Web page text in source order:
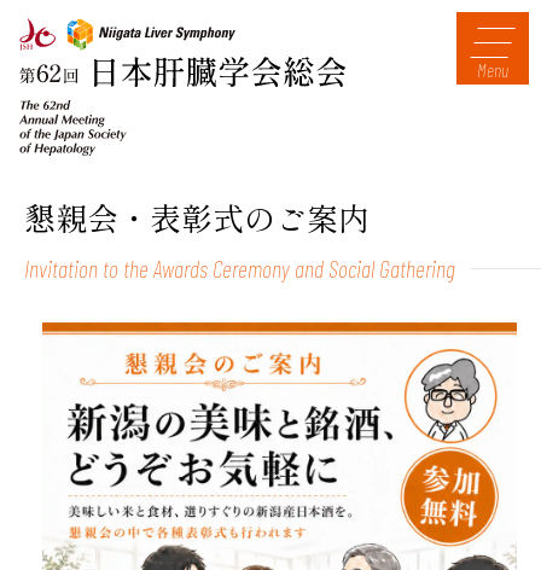
懇親会・表彰式のご案内
Invitation to the Awards Ceremony and Social Gathering
Menu